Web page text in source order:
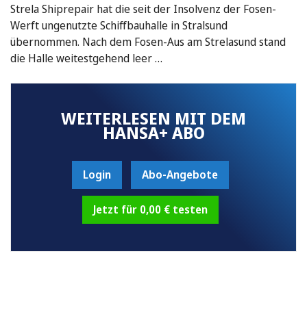
Strela Shiprepair hat die seit der Insolvenz der Fosen-
Werft ungenutzte Schiffbauhalle in Stralsund
übernommen. Nach dem Fosen-Aus am Strelasund stand
die Halle weitestgehend leer …
WEITERLESEN MIT DEM
HANSA+ ABO
Login Abo-Angebote
Jetzt für 0,00 € testen